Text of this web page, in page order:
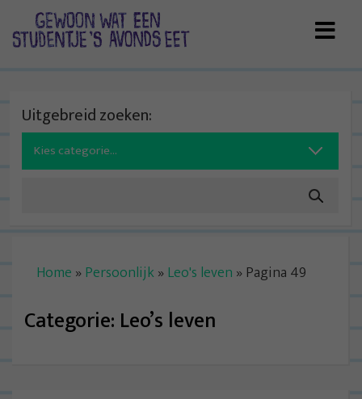
Uitgebreid zoeken:
Search
for:
Home » Persoonlijk» Leo's leven » Pagina 49
Categorie: Leo’s leven